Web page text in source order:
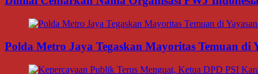
Polda Metro Jaya Tegaskan Mayoritas Temuan di